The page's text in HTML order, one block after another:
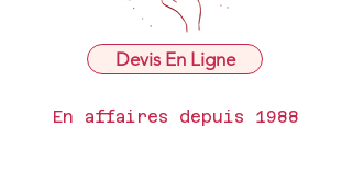
Devis En Ligne
En affaires depuis 1988